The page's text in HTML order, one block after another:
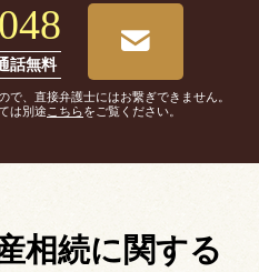
話無料
、直接弁護士にはお繋ぎできません。
は別途 こちらをご覧ください。
相続に関する